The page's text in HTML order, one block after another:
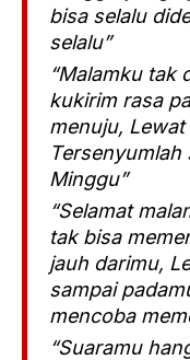
bisa selalu
selalu”
“Malamku tak
kukirim rasa
menuju,
Tersenyumlah
Minggu”
“Selamat
tak bisa
jauh darimu,
sampai
mencoba
“Suaramu